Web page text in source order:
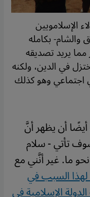
الإسلامويين
والشام- بكامله
مما يريد تصديقه
في الدين، ولكنه
وهو كذلك
أن يظهر أنَّ
تأتي - سلام
ما. غير أنَّني مع
السبب في
الإسلامية في